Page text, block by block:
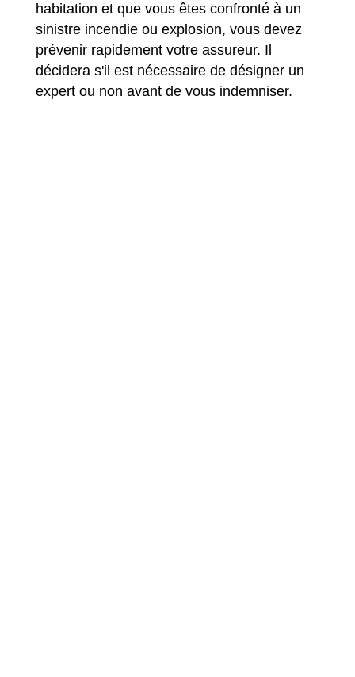
habitation et que vous êtes confronté à un
sinistre incendie ou explosion, vous devez
prévenir rapidement votre assureur. Il
décidera s'il est nécessaire de désigner un
expert ou non avant de vous indemniser.